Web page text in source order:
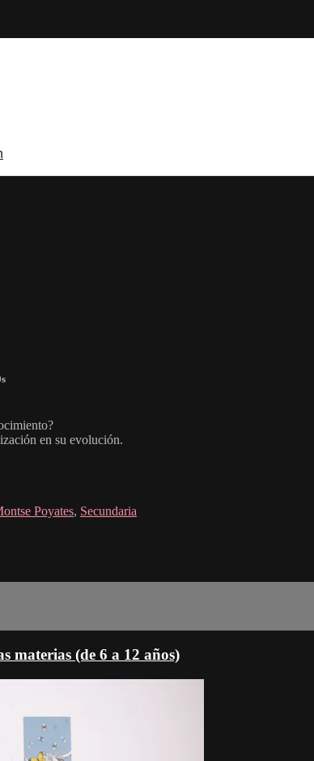
en su evolución.
Poyates, Secundaria
materias (de 6 a 12 años)